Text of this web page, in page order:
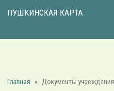
ПУШКИНСКАЯ КАРТА
Главная » Документы учреждения